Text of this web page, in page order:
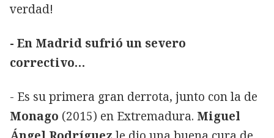
verdad!
- En Madrid sufrió un severo
correctivo…
- Es su primera gran derrota, junto con la de
Monago (2015) en Extremadura. Miguel